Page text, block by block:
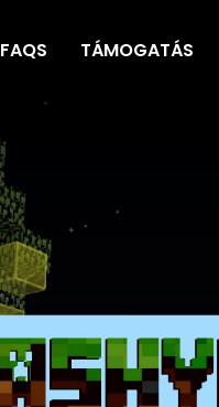
FAQS TÁMOGATÁS